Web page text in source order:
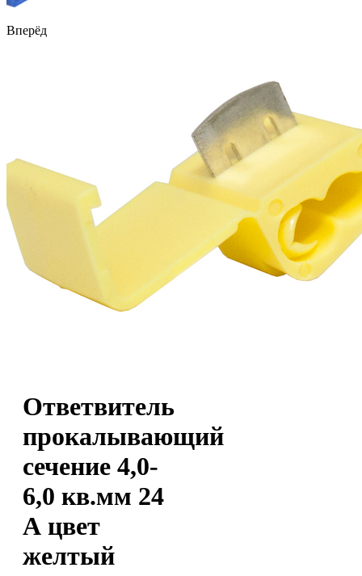
Вперёд
Ответвитель
прокалывающий
сечение 4,0-
6,0 кв.мм 24
А цвет
желтый